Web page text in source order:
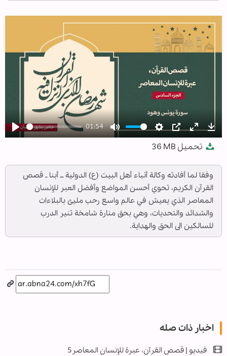
Play
01:54
Mute Settings
PIP Enter
تحميل 36 MB
وفقا لما أفادته وكالة أنباء أهل البيت (ع) الدولية ــ أبنا ـ قصص
القرآن الكريم، تحوي أحسن المواضع وأفضل العبر للإنسان
المعاصر الذي يعيش في عالم واسع رحب مليئ بالبلاءات
والشدائد والتحديات، وهي بحق منارة شامخة تنير الدرب
للسالكين الى الحق والهداية.
اخبار ذات صله
فيديو | قصص القرآن، عبرة للإنسان المعاصر5